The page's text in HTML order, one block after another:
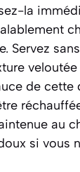
la
Servez
de cette
au
si vous